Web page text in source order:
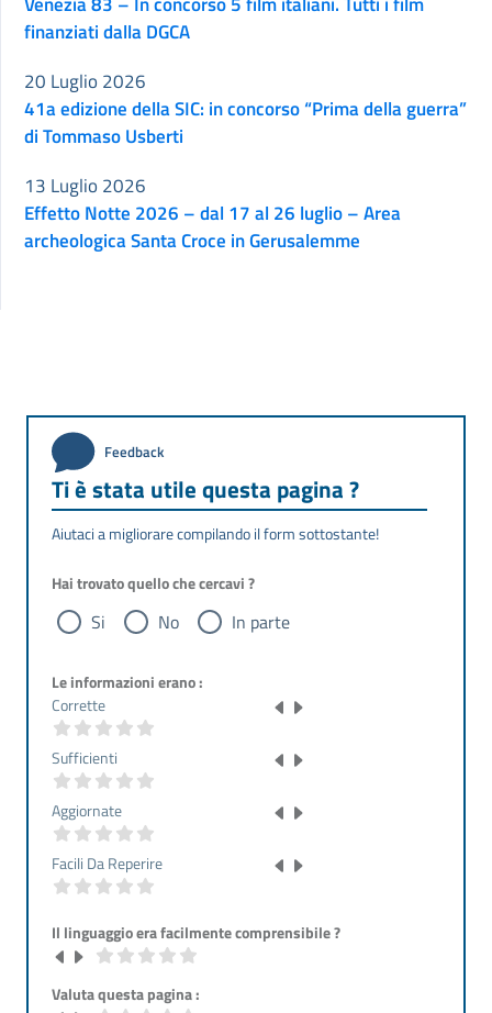
finanziati dalla DGCA
41a edizione della SIC: in concorso “Prima della guerra”
di Tommaso Usberti
20 Luglio 2026
Effetto Notte 2026 – dal 17 al 26 luglio – Area
archeologica Santa Croce in Gerusalemme
13 Luglio 2026
Feedback
Ti è stata utile questa pagina ?
Aiutaci a migliorare compilando il form sottostante!
Hai trovato quello che cercavi ?
Si No In parte
Le informazioni erano :
Corrette
Sufficienti
Aggiornate
Facili Da Reperire
Il linguaggio era facilmente comprensibile ?
Valuta questa pagina :